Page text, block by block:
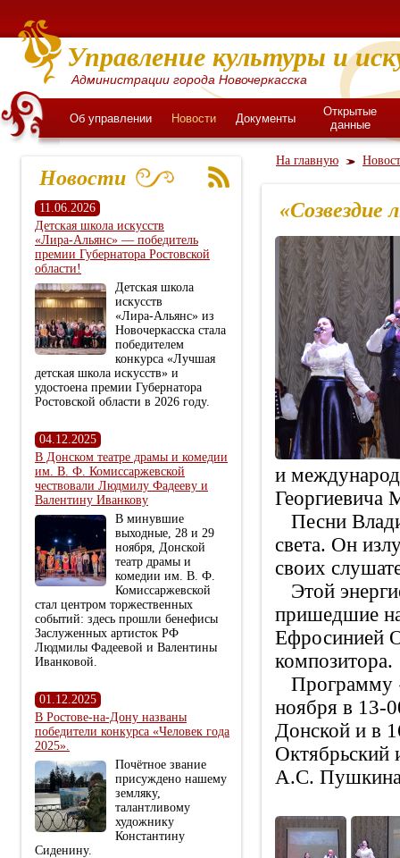
Управление культуры и
Администрации города Новочеркасска
Об управлении Новости Документы
Открытые
данные
Новости
11.06.2026
Детская школа искусств
«Лира‑Альянс» — победитель
премии Губернатора Ростовской
области!
Детская школа
искусств
«Лира‑Альянс» из
Новочеркасска стала
победителем
конкурса «Лучшая
детская школа искусств» и
удостоена премии Губернатора
Ростовской области в 2026 году.
04.12.2025
В Донском театре драмы и комедии
им. В. Ф. Комиссаржевской
чествовали Людмилу Фадееву и
Валентину Иванкову
В минувшие
выходные, 28 и 29
ноября, Донской
театр драмы и
комедии им. В. Ф.
Комиссаржевской
стал центром торжественных
событий: здесь прошли бенефисы
Заслуженных артисток РФ
Людмилы Фадеевой и Валентины
Иванковой.
01.12.2025
В Ростове-на-Дону названы
победители конкурса «Человек года
2025».
Почётное звание
присуждено нашему
земляку,
талантливому
художнику
Константину
Сиденину.
На главную
«Созвездие
и
Георгиевича
Песни
света. Он
своих
Этой
пришедшие
Ефросинией
композитора.
Программу
ноября в 13-
Донской и в
Октябрьский
А.С.